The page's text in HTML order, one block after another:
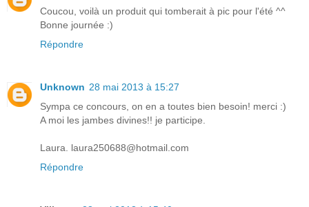
Coucou, voilà un produit qui tomberait à pic pour l'été ^^
Bonne journée :)
Répondre
Unknown 28 mai 2013 à 15:27
Sympa ce concours, on en a toutes bien besoin! merci :)
A moi les jambes divines!! je participe.
Laura. laura250688@hotmail.com
Répondre